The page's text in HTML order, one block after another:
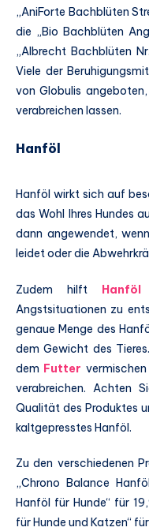
„AniForte Bachblüten
die „Bio Bachblüten
„Albrecht Bachblüten
Viele der
von Globulis
verabreichen lassen.
Hanföl
Hanföl wirkt sich auf
das Wohl Ihres Hundes
dann angewendet,
leidet oder die
Zudem hilft
Angstsituationen zu
genaue Menge des
dem Gewicht des
dem Futter
verabreichen. Achten
Qualität des Produktes
kaltgepresstes Hanföl.
Zu den verschiedenen
„Chrono Balance
Hanföl für Hunde“ für
für Hunde und Katzen“